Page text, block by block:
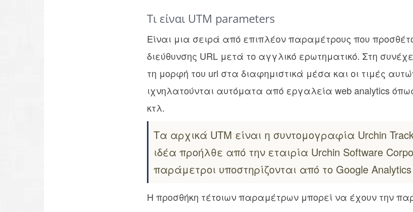
Τι είναι UTM parameters
Είναι μια σειρά από επιπλέον παραμέτρους που
διεύθυνσης URL μετά το αγγλικό ερωτηματικό. Στη
τη μορφή του url στα διαφημιστικά μέσα και οι τιμές
ιχνηλατούνται αυτόματα από εργαλεία web analytics
κτλ.
Τα αρχικά UTM είναι η συντομογραφία Urchin
ιδέα προήλθε από την εταιρία Urchin Software
παράμετροι υποστηρίζονται από το Google Analytics
Η προσθήκη τέτοιων παραμέτρων μπορεί να έχουν την